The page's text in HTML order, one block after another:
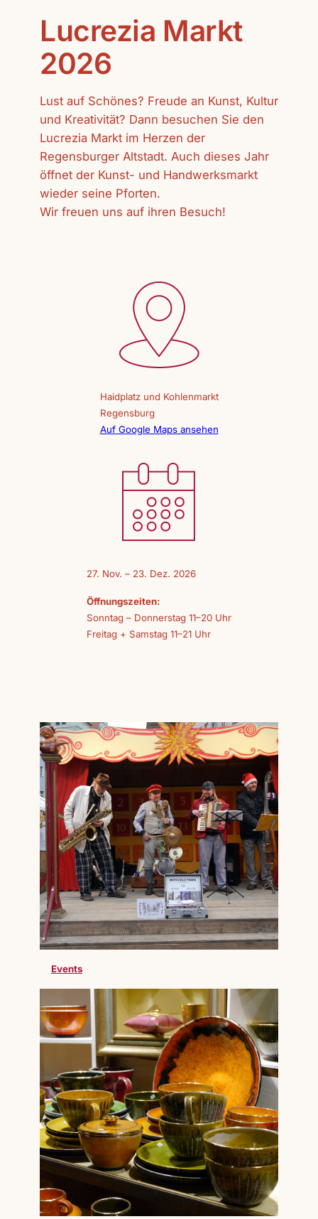
Lucrezia Markt
2026
Lust auf Schönes? Freude an Kunst, Kultur
und Kreativität? Dann besuchen Sie den
Lucrezia Markt im Herzen der
Regensburger Altstadt. Auch dieses Jahr
öffnet der Kunst- und Handwerksmarkt
wieder seine Pforten.
Wir freuen uns auf ihren Besuch!
Haidplatz und Kohlenmarkt
Regensburg
Auf Google Maps ansehen
27. Nov. – 23. Dez. 2026
Öffnungszeiten:
Sonntag – Donnerstag 11–20 Uhr
Freitag + Samstag 11–21 Uhr
Events